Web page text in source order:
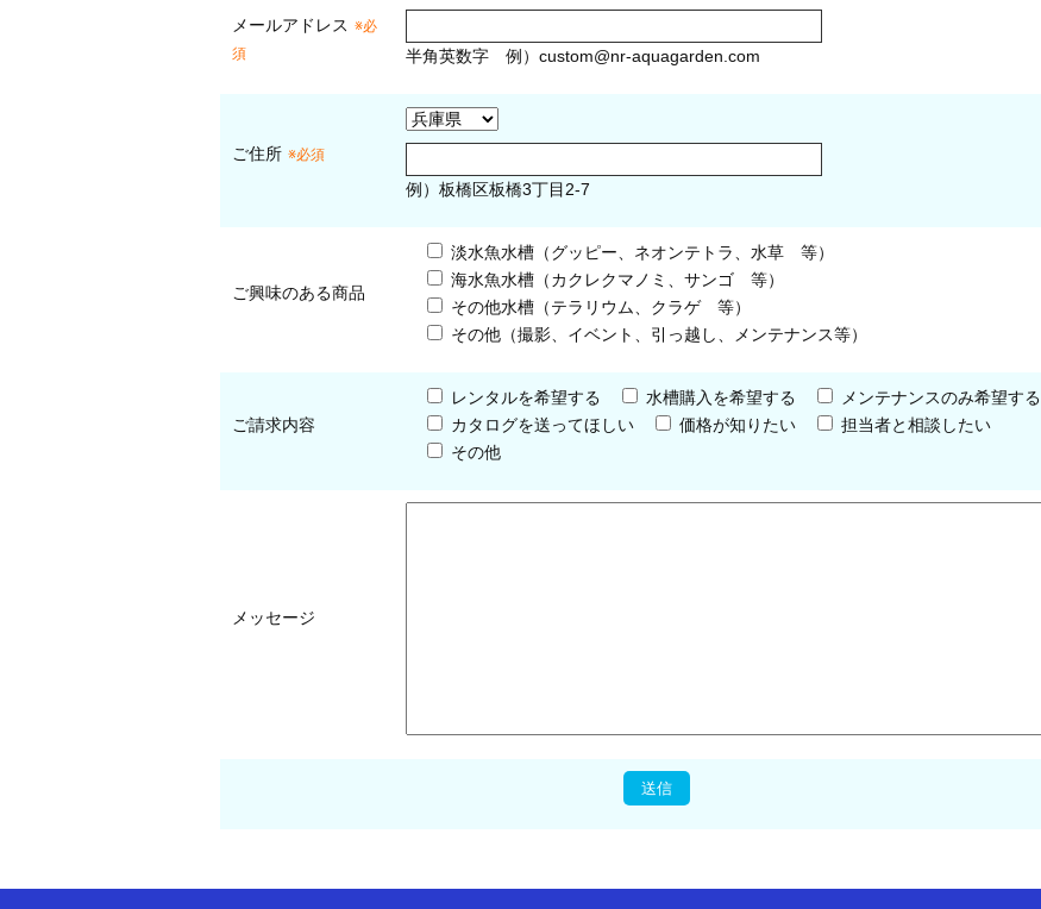
メールアドレス ※必
須
半角英数字 例） custom@nr-aquagarden.com
ご住所 ※必須
例）板橋区板橋3丁目2-7
ご興味のある商品
淡水魚水槽（グッピー、ネオンテトラ、水草 等）
海水魚水槽（カクレクマノミ、サンゴ 等）
その他水槽（テラリウム、クラゲ 等）
その他（撮影、イベント、引っ越し、メンテナンス等）
ご請求内容
レンタルを希望する 水槽購入を希望する
メンテナンスのみ希望する
カタログを送ってほしい
価格が知りたい
担当者と相談したい
その他
メッセージ